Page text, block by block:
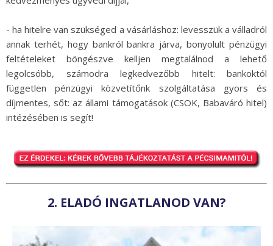
- ha hitelre van szükséged a vásárláshoz: levesszük a válladról
annak terhét, hogy bankról bankra járva, bonyolult pénzügyi
feltételeket böngészve kelljen megtalálnod a lehető
legolcsóbb, számodra legkedvezőbb hitelt: bankoktól
független pénzügyi közvetítőnk szolgáltatása gyors és
díjmentes, sőt: az állami támogatások (CSOK, Babaváró hitel)
intézésében is segít!
2. ELADÓ INGATLANOD VAN?